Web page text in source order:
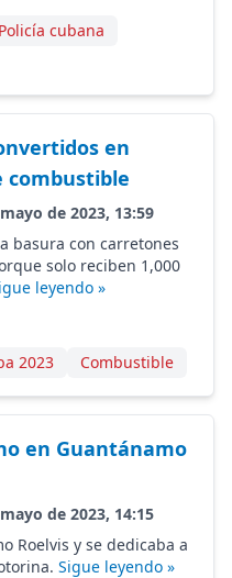
Policía cubana
en
combustible
de 2023, 13:59
basura con carretones
solo reciben 1,000
leyendo »
2023
Combustible
en Guantánamo
de 2023, 14:15
Roelvis y se dedicaba a
Sigue leyendo »